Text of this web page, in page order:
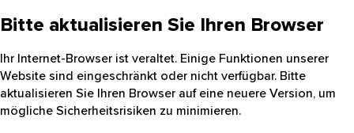
Bitte aktualisieren Sie Ihren Browser
Ihr Internet-Browser ist veraltet. Einige Funktionen unserer
Website sind eingeschränkt oder nicht verfügbar. Bitte
aktualisieren Sie Ihren Browser auf eine neuere Version, um
mögliche Sicherheitsrisiken zu minimieren.